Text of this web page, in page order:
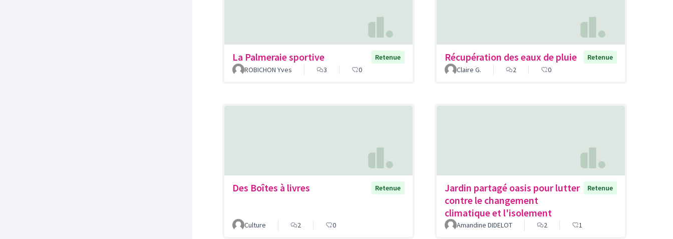
La Palmeraie sportive
Retenue
ROBICHON Yves
3 0
Récupération des eaux de pluie
Retenue
Claire G.
2 0
Des Boîtes à livres Retenue
Culture 2 0
Jardin partagé oasis pour lutter
contre le changement
climatique et l'isolement
Retenue
Amandine DIDELOT 2 1